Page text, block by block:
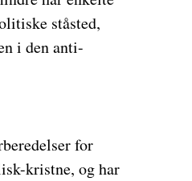
ståsted,
i den anti-
for
kristne, og har